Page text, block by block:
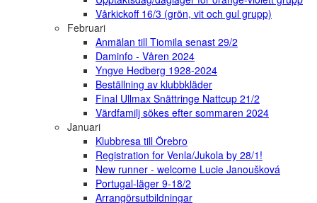
Vårkickoff 16/3 (grön, vit och gul grupp)
Februari
Anmälan till Tiomila senast 29/2
Daminfo - Våren 2024
Yngve Hedberg 1928-2024
Beställning av klubbkläder
Final Ullmax Snättringe Nattcup 21/2
Värdfamilj sökes efter sommaren 2024
Januari
Klubbresa till Örebro
Registration for Venla/Jukola by 28/1!
New runner - welcome Lucie Janoušková
Portugal-läger 9-18/2
Arrangörsutbildningar